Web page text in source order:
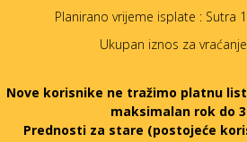
Planirano vrijeme isplate : Sutra
Ukupan iznos za
Nove korisnike ne tražimo platnu
maksimalan rok do
Prednosti za stare (postojeće